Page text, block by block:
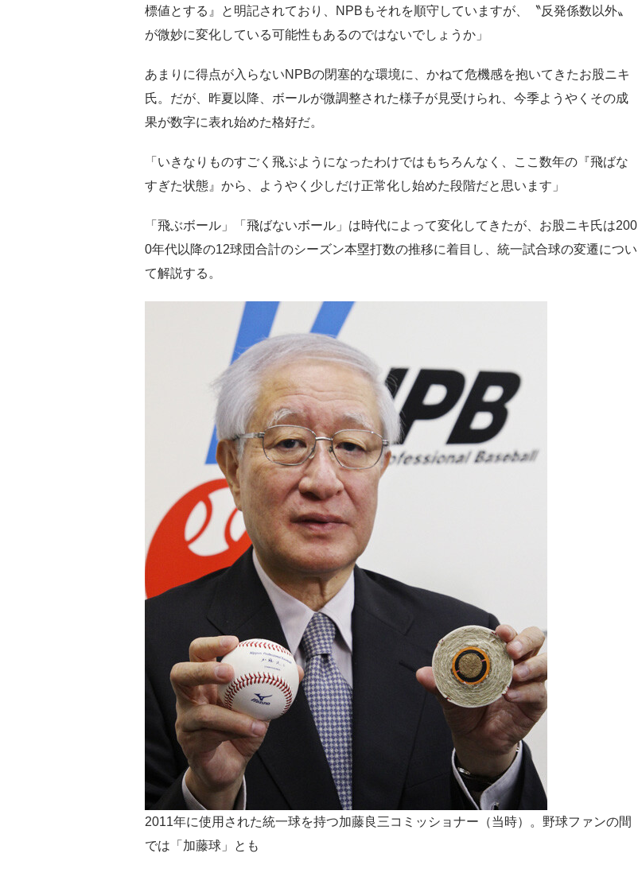
標値とする』と明記されており、NPBもそれを順守していますが、〝反発係数以外〟
が微妙に変化している可能性もあるのではないでしょうか」
あまりに得点が入らないNPBの閉塞的な環境に、かねて危機感を抱いてきたお股ニキ
氏。だが、昨夏以降、ボールが微調整された様子が見受けられ、今季ようやくその成
果が数字に表れ始めた格好だ。
「いきなりものすごく飛ぶようになったわけではもちろんなく、ここ数年の『飛ばな
すぎた状態』から、ようやく少しだけ正常化し始めた段階だと思います」
「飛ぶボール」「飛ばないボール」は時代によって変化してきたが、お股ニキ氏は200
0年代以降の12球団合計のシーズン本塁打数の推移に着目し、統一試合球の変遷につい
て解説する。
2011年に使用された統一球を持つ加藤良三コミッショナー（当時）。野球ファンの間
では「加藤球」とも